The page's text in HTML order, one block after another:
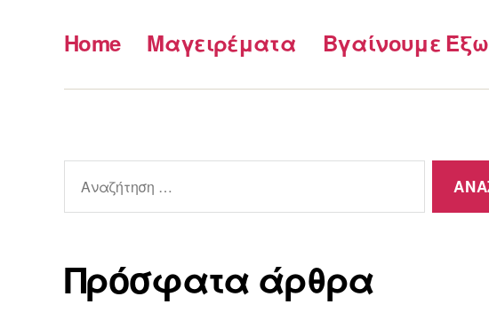
Home Μαγειρέματα Βγαίνουμε Έξω
για:
Πρόσφατα άρθρα